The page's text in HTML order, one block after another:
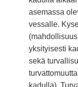
asemassa
vessalle.
yksityisesti
sekä
kadulla).